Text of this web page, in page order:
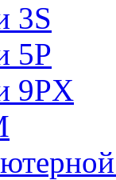
3S
5P
9PX